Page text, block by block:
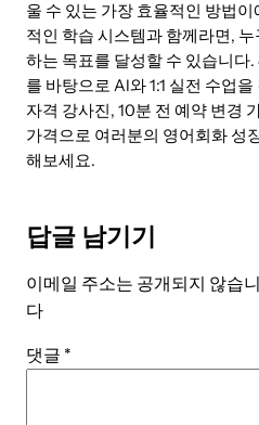
울 수 있는 가장 효율적인 방법
적인 학습 시스템과 함께라면,
하는 목표를 달성할 수 있습니
를 바탕으로 AI와 1:1 실전 수업을
자격 강사진, 10분 전 예약 변경
가격으로 여러분의 영어회화 성
해보세요.
답글 남기기
이메일 주소는 공개되지 않습
다
댓글 *